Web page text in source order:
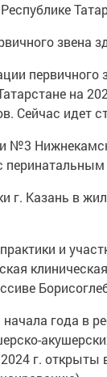
звена
первичного
на
Сейчас идет
№3
г. Казань в
и
года в
г. открыты